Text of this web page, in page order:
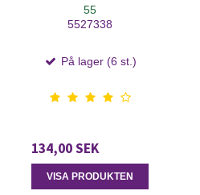
55
5527338
På lager (6 st.)
134,00 SEK
VISA PRODUKTEN